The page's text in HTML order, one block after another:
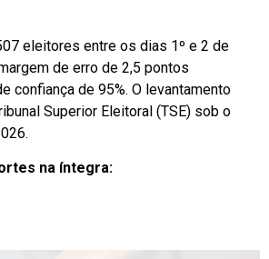
eleitores entre os dias 1º e 2 de
de erro de 2,5 pontos
confiança de 95%. O levantamento
Superior Eleitoral (TSE) sob o
na íntegra: